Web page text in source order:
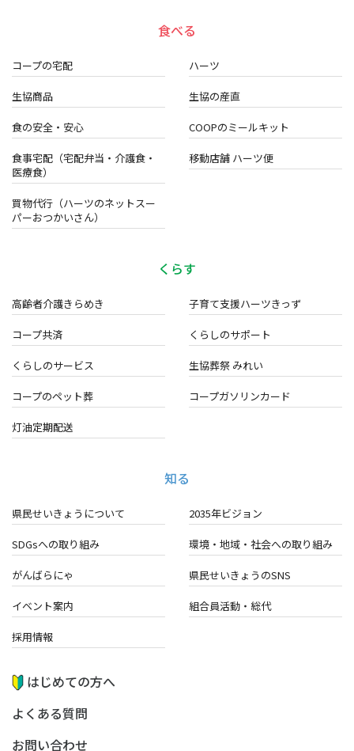
食べる
コープの宅配 ハーツ
生協商品 生協の産直
食の安全・安心 COOPのミールキット
食事宅配（宅配弁当・介護食・
医療食）
移動店舗 ハーツ便
買物代行（ハーツのネットスー
パーおつかいさん）
くらす
高齢者介護きらめき 子育て支援ハーツきっず
コープ共済 くらしのサポート
くらしのサービス 生協葬祭 みれい
コープのペット葬 コープガソリンカード
灯油定期配送
知る
県民せいきょうについて 2035年ビジョン
SDGsへの取り組み 環境・地域・ 社会への取り組み
がんばらにゃ 県民せいきょうのSNS
イベント案内 組合員活動・総代
採用情報
はじめての方へ
よくある質問
お問い合わせ